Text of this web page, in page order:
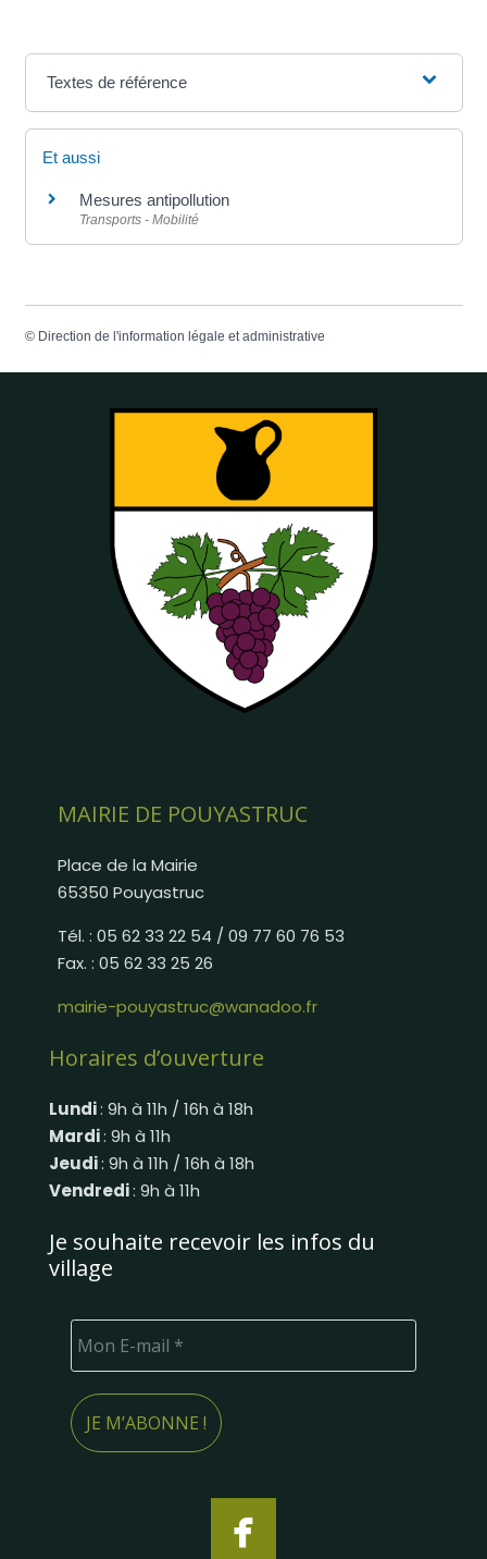
Textes de référence
Et aussi
Mesures antipollution
Transports - Mobilité
© Direction de l'information légale et administrative
MAIRIE DE POUYASTRUC
Place de la Mairie
65350 Pouyastruc
Tél. : 05 62 33 22 54 / 09 77 60 76 53
Fax. : 05 62 33 25 26
mairie-pouyastruc@wanadoo.fr
Horaires d’ouverture
Lundi: 9h à 11h / 16h à 18h
Mardi: 9h à 11h
Jeudi: 9h à 11h / 16h à 18h
Vendredi: 9h à 11h
Je souhaite recevoir les infos du
village